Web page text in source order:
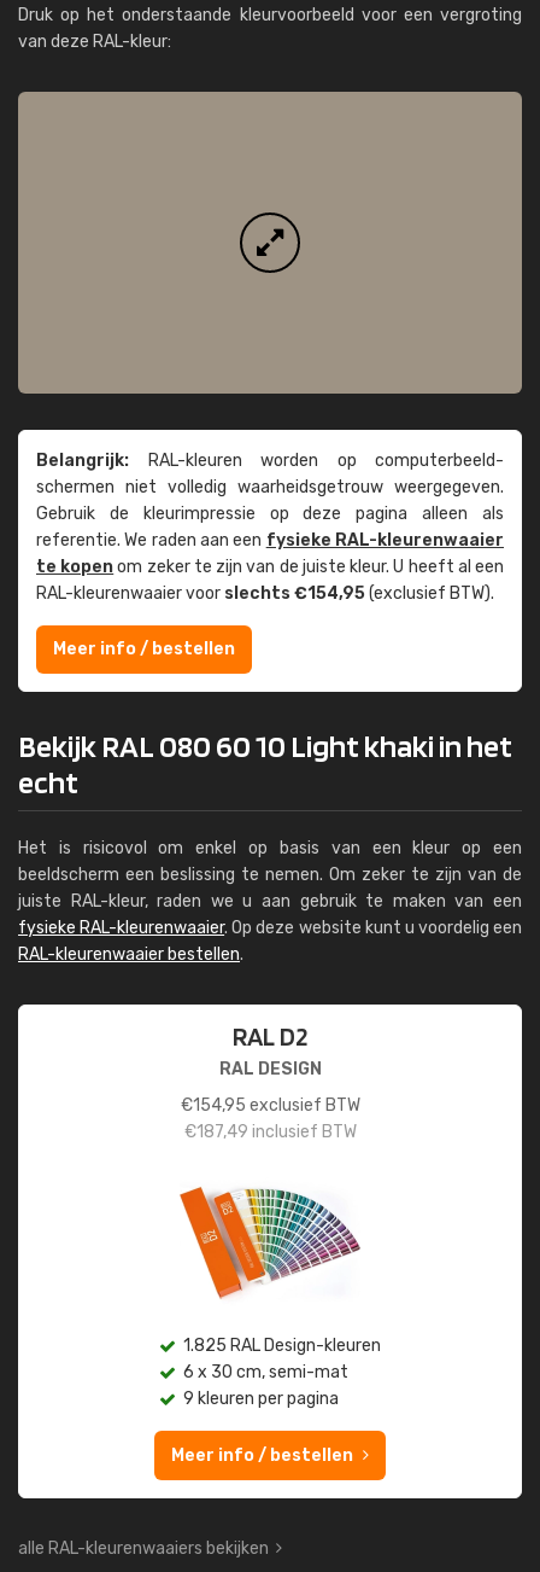
Druk op het onderstaande kleurvoorbeeld voor een vergroting
van deze RAL-kleur:
Belangrijk: RAL-kleuren worden op computer­beeld­
schermen niet volledig waarheids­­getrouw weer­gegeven.
Gebruik de kleur­impressie op deze pagina alleen als
referentie. We raden aan een fysieke RAL-kleuren­waaier
te kopenom zeker te zijn van de juiste kleur. U heeft al een
RAL-kleuren­waaier voor slechts €154,95(exclusief BTW).
Meer info / bestellen
Bekijk RAL 080 60 10 Light khaki in het
echt
Het is risicovol om enkel op basis van een kleur op een
beeldscherm een beslissing te nemen. Om zeker te zijn van de
juiste RAL-kleur, raden we u aan gebruik te maken van een
fysieke RAL-kleurenwaaier. Op deze website kunt u voordelig een
RAL-kleurenwaaier bestellen.
RAL D2
RAL DESIGN
€154,95 exclusief BTW
€187,49 inclusief BTW
1.825 RAL Design-kleuren
6 x 30 cm, semi-mat
9 kleuren per pagina
Meer info / bestellen
alle RAL-kleurenwaaiers bekijken